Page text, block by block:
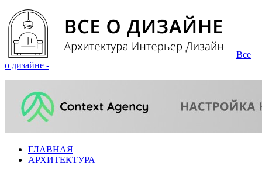
Все
о дизайне -
ГЛАВНАЯ
АРХИТЕКТУРА